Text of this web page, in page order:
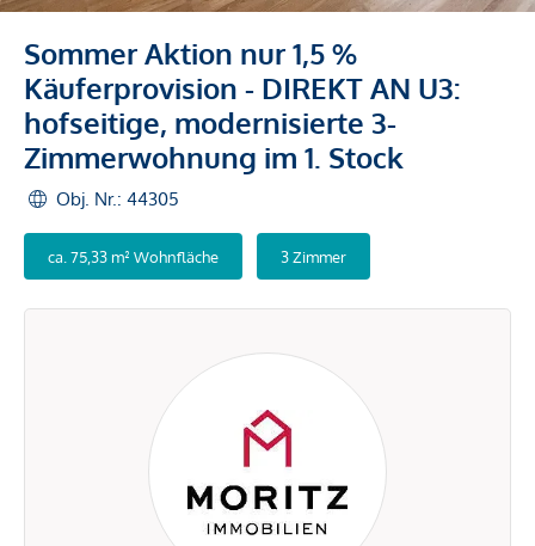
Sommer Aktion nur 1,5 %
Käuferprovision - DIREKT AN U3:
hofseitige, modernisierte 3-
Zimmerwohnung im 1. Stock
Obj. Nr.: 44305
ca. 75,33 m² Wohnfläche 3 Zimmer